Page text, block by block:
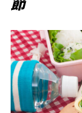
節